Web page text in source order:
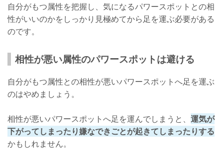
自分がもつ属性を把握し、気になるパワースポットとの相
性がいいのかをしっかり見極めてから足を運ぶ必要がある
のです。
相性が悪い属性のパワースポットは避ける
自分がもつ属性との相性が悪いパワースポットへ足を運ぶ
のはやめましょう。
相性が悪いパワースポットへ足を運んでしまうと、 運気が
下がってしまったり嫌なできごとが起きてしまったりする
かもしれません。